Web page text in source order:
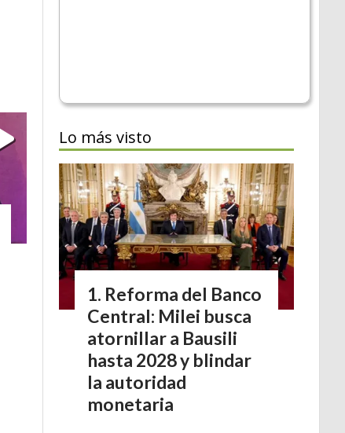
Lo más visto
Reforma del Banco
Central: Milei busca
atornillar a Bausili
hasta 2028 y blindar
la autoridad
monetaria